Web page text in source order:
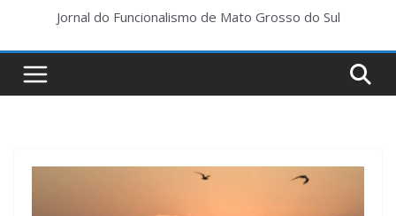
Jornal do Funcionalismo de Mato Grosso do Sul